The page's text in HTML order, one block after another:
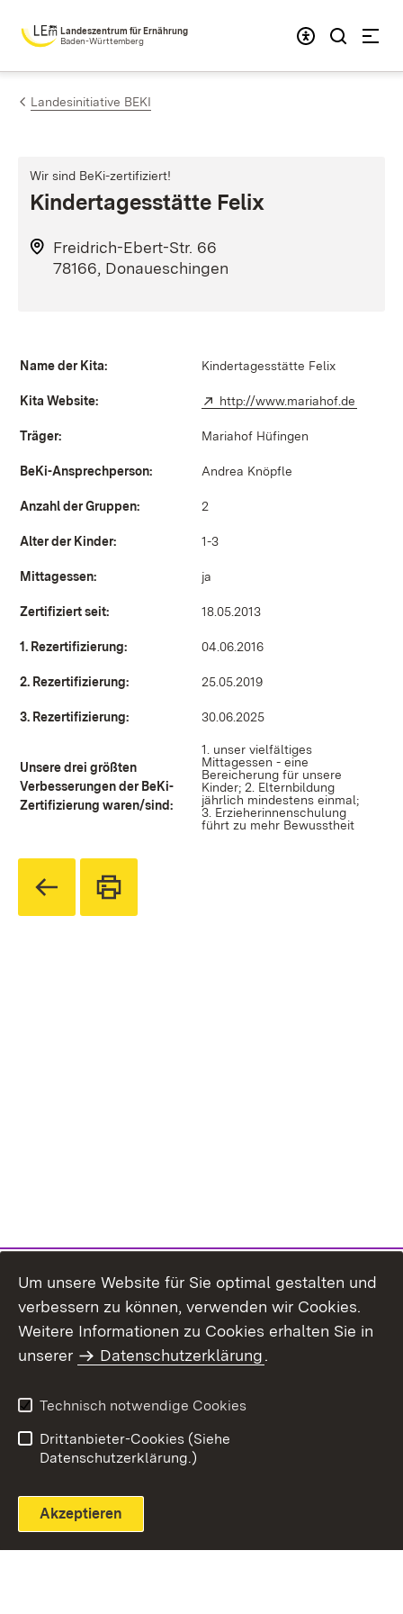
Zum Inhalt springen
Landeszentrum für Ernährung
Baden-Württemberg
Landesinitiative BEKI
Wir sind BeKi-zertifiziert!
Kindertagesstätte Felix
Freidrich-Ebert-Str. 66
78166, Donaueschingen
Name der Kita: Kindertagesstätte Felix
Kita Website: Extern:
http://www.mariahof.de
Träger: Mariahof Hüfingen
BeKi-Ansprechperson: Andrea Knöpfle
Anzahl der Gruppen: 2
Alter der Kinder: 1-3
Mittagessen: ja
Zertifiziert seit: 18.05.2013
1. Rezertifizierung: 04.06.2016
2. Rezertifizierung: 25.05.2019
3. Rezertifizierung: 30.06.2025
Unsere drei größten
Verbesserungen der BeKi-
Zertifizierung waren/sind:
1. unser vielfältiges
Mittagessen - eine
Bereicherung für unsere
Kinder; 2. Elternbildung
jährlich mindestens einmal;
3. Erzieherinnenschulung
führt zu mehr Bewusstheit
Themenübersicht
Um unsere Website für Sie optimal gestalten und
verbessern zu können, verwenden wir Cookies.
Weitere Informationen zu Cookies erhalten Sie in
unserer
Datenschutzerklärung.
Technisch notwendige Cookies
Drittanbieter-Cookies (Siehe
Datenschutzerklärung.)
Akzeptieren